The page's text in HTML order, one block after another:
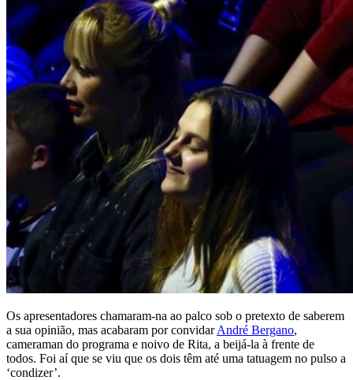
Os apresentadores chamaram-na ao palco sob o pretexto de saberem
a sua opinião, mas acabaram por convidarAndré Bergano,
cameraman do programa e noivo de Rita, a beijá-la à frente de
todos. Foi aí que se viu que os dois têm até uma tatuagem no pulso a
‘condizer’.